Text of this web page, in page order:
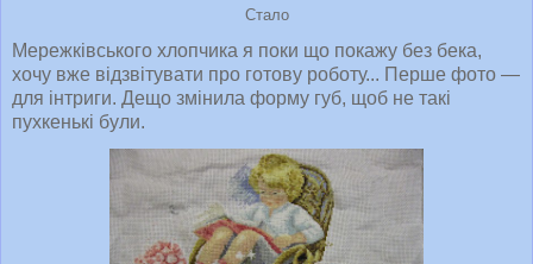
Стало
Мережківського хлопчика я поки що покажу без бека,
хочу вже відзвітувати про готову роботу... Перше фото —
для інтриги. Дещо змінила форму губ, щоб не такі
пухкенькі були.